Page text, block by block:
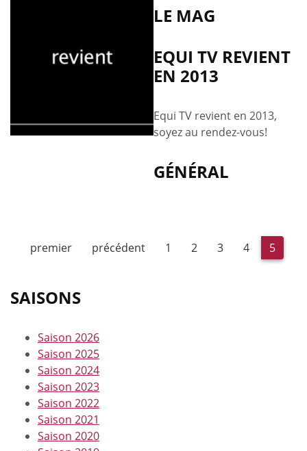
LE MAG
EQUI TV REVIENT
EN 2013
Equi TV revient en 2013,
soyez au rendez-vous!
GÉNÉRAL
premier précédent 1 2 3 4 5
SAISONS
Saison 2026
Saison 2025
Saison 2024
Saison 2023
Saison 2022
Saison 2021
Saison 2020